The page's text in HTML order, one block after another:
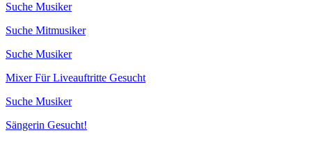
Suche Musiker
Suche Mitmusiker
Suche Musiker
Mixer Für Liveauftritte Gesucht
Suche Musiker
Sängerin Gesucht!